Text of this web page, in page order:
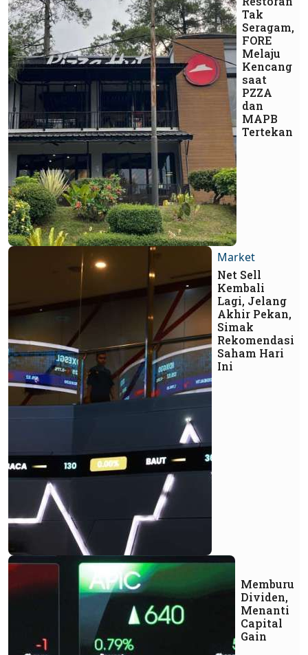
Tak
Seragam,
FORE
Melaju
Kencang
saat
PZZA
dan
MAPB
Tertekan
Market
Net Sell
Kembali
Lagi, Jelang
Akhir Pekan,
Simak
Rekomendasi
Saham Hari
Ini
Memburu
Dividen,
Menanti
Capital
Gain